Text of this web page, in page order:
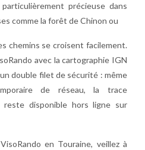
précieuse dans
comme la forêt de Chinon ou
chemins se croisent facilement.
avec la cartographie IGN
double filet de sécurité : même
de réseau, la trace
reste disponible hors ligne sur
en Touraine, veillez à